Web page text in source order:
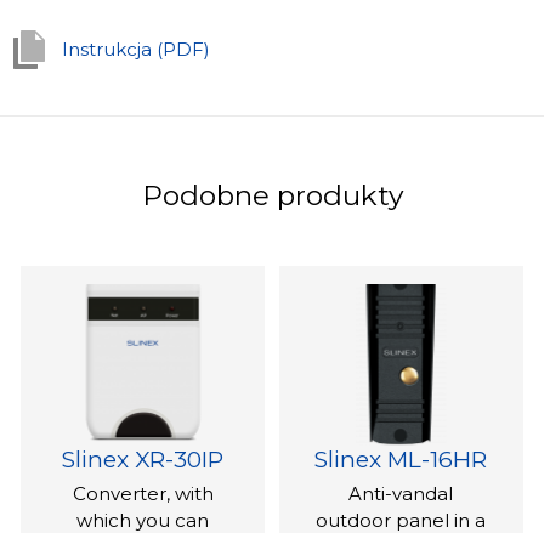
Instrukcja (PDF)
Podobne produkty
Slinex XR-30IP
Converter, with
which you can
Slinex ML-16HR
Anti-vandal
outdoor panel in a